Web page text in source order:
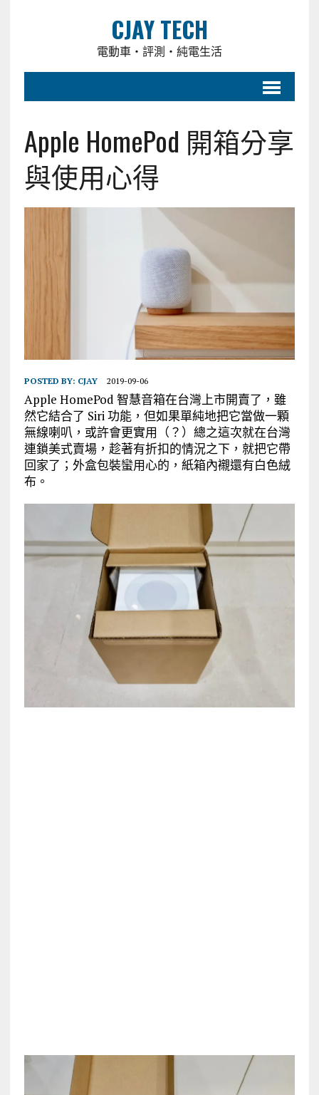
CJAY TECH
電動車・評測・純電生活
Apple HomePod 開箱分享
與使用心得
POSTED BY: CJAY 2019-09-06
Apple HomePod 智慧音箱在台灣上市開賣了，雖
然它結合了 Siri 功能，但如果單純地把它當做一顆
無線喇叭，或許會更實用（？）總之這次就在台灣
連鎖美式賣場，趁著有折扣的情況之下，就把它帶
回家了；外盒包裝蠻用心的，紙箱內襯還有白色絨
布。